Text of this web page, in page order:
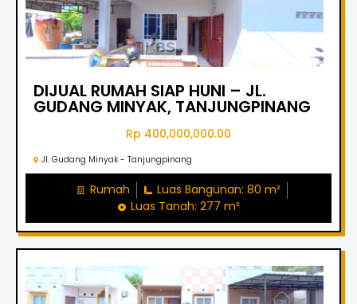
DIJUAL RUMAH SIAP HUNI – JL.
GUDANG MINYAK, TANJUNGPINANG
Rp 400,000,000.00
Jl. Gudang Minyak - Tanjungpinang
Rumah
Luas Bangunan: 80 m²
Luas Tanah: 277 m²